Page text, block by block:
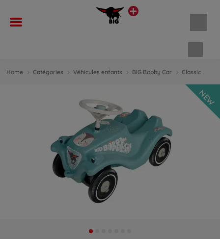
Home Catégories Véhicules enfants BIG Bobby Car Classic
NEW